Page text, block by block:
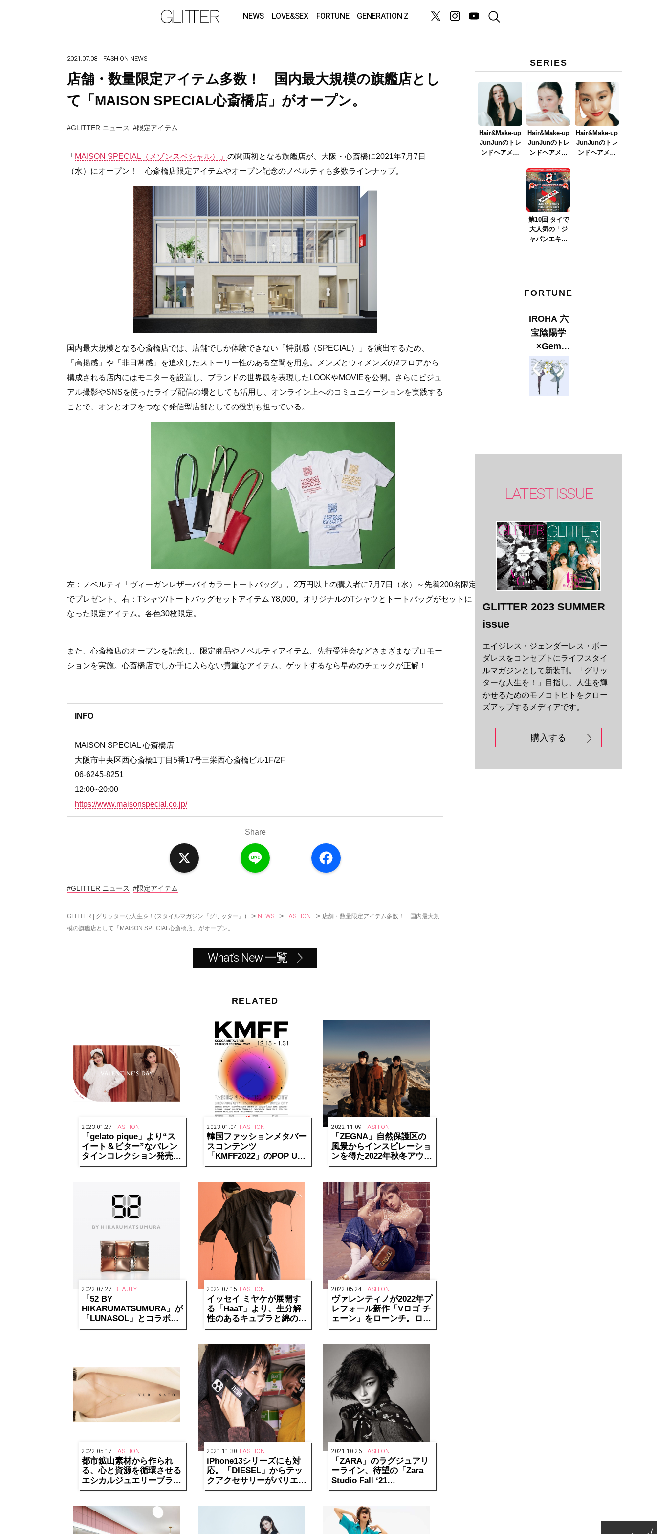
NEWS LOVE&SEX FORTUNE GENERATION Z
2021.07.08 FASHION NEWS
店舗・数量限定アイテム多数！ 国内最大規模の旗艦店とし
て「MAISON SPECIAL心斎橋店」がオープン。
#GLITTER ニュース #限定アイテム
「 MAISON SPECIAL（メゾンスペシャル）」 の関西初となる旗艦店が、大阪・心斎橋に2021年7月7日
（水）にオープン！ 心斎橋店限定アイテムやオープン記念のノベルティも多数ラインナップ。
国内最大規模となる心斎橋店では、店舗でしか体験できない「特別感（SPECIAL）」を演出するため、
「高揚感」や「非日常感」を追求したストーリー性のある空間を用意。メンズとウィメンズの2フロアから
構成される店内にはモニターを設置し、ブランドの世界観を表現したLOOKやMOVIEを公開。さらにビジュ
アル撮影やSNSを使ったライブ配信の場としても活用し、オンライン上へのコミュニケーションを実践する
ことで、オンとオフをつなぐ発信型店舗としての役割も担っている。
左：ノベルティ「ヴィーガンレザーバイカラートートバッグ」。2万円以上の購入者に7月7日（水）～先着200名限定
でプレゼント。右：Tシャツ/トートバッグセットアイテム ¥8,000。オリジナルのTシャツとトートバッグがセットに
なった限定アイテム。各色30枚限定。
また、心斎橋店のオープンを記念し、限定商品やノベルティアイテム、先行受注会などさまざまなプロモー
ションを実施。心斎橋店でしか手に入らない貴重なアイテム、ゲットするなら早めのチェックが正解！
INFO
MAISON SPECIAL 心斎橋店
大阪市中央区西心斎橋1丁目5番17号三栄西心斎橋ビル1F/2F
06-6245-8251
12:00~20:00
https://www.maisonspecial.co.jp/
Share
#GLITTER ニュース #限定アイテム
GLITTER | グリッターな人生を！(スタイルマガジン『グリッター』) > NEWS > FASHION > 店舗・数量限定アイテム多数！ 国内最大規
模の旗艦店として「MAISON SPECIAL心斎橋店」がオープン。
What's New 一覧
RELATED
2023.01.27 FASHION
「gelato pique」より“ス
イート＆ビター”なバレン
タインコレクション発売
中！
2023.01.04 FASHION
韓国ファッションメタバー
スコンテンツ
「KMFF2022」のPOP UP
STOREが阪急うめだ本店
2022.11.09 FASHION
「ZEGNA」自然保護区の
風景からインスピレーショ
ンを得た2022年秋冬アウト
ドアコレクションが発売
2022.07.27 BEAUTY
「52 BY
HIKARUMATSUMURA」が
「LUNASOL」とコラボレ
ーション。マルチポーチを
2022.07.15 FASHION
イッセイ ミヤケが展開す
る「HaaT」より、生分解
性のあるキュプラと綿のワ
ンピースなど新作が登場
2022.05.24 FASHION
ヴァレンティノが2022年プ
レフォール新作「Vロゴ チ
ェーン」をローンチ。ロー
ファーやパンプス、ショル
2022.05.17 FASHION
都市鉱山素材から作られ
る、心と資源を循環させる
エシカルジュエリーブラン
ド「YURI SATO」がロー
2021.11.30 FASHION
iPhone13シリーズにも対
応。「DIESEL」からテッ
クアクセサリーがバリエー
ション豊富に登場。
2021.10.26 FASHION
「ZARA」のラグジュアリ
ーライン、待望の「Zara
Studio Fall ‘21
Collection」が発表！
SERIES
Hair&Make-up
JunJunのトレ
ンドヘアメイ
Hair&Make-up
JunJunのトレ
ンドヘアメイ
イク
ver.2023』
Hair&Make-up
JunJunのトレ
ンドヘアメイ
第10回 タイで
大人気の「ジ
ャパンエキス
FORTUNE
IROHA 六
宝陰陽学
×Gem
Muse
【GLITTER
2023
LATEST ISSUE
GLITTER 2023 SUMMER
issue
エイジレス・ジェンダーレス・ボー
ダレスをコンセプトにライフスタイ
ルマガジンとして新装刊。「グリッ
ターな人生を！」目指し、人生を輝
かせるためのモノコトヒトをクロー
ズアップするメディアです。
購入する